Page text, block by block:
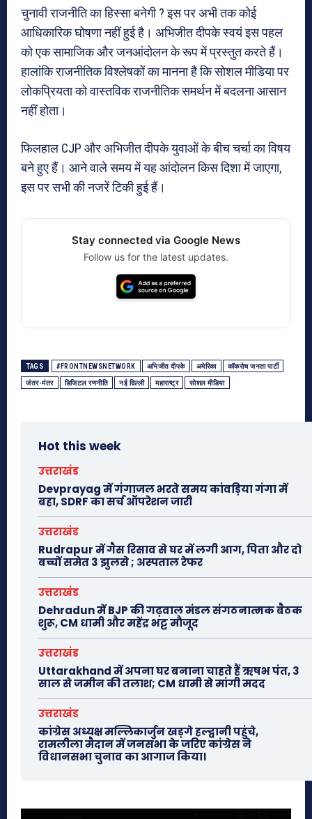
चुनावी राजनीति का हिस्सा बनेगी ? इस पर अभी तक कोई
आधिकारिक घोषणा नहीं हुई है। अभिजीत दीपके स्वयं इस पहल
को एक सामाजिक और जनआंदोलन के रूप में प्रस्तुत करते हैं।
हालांकि राजनीतिक विश्लेषकों का मानना है कि सोशल मीडिया पर
लोकप्रियता को वास्तविक राजनीतिक समर्थन में बदलना आसान
नहीं होता।
फिलहाल CJP और अभिजीत दीपके युवाओं के बीच चर्चा का विषय
बने हुए हैं। आने वाले समय में यह आंदोलन किस दिशा में जाएगा,
इस पर सभी की नजरें टिकी हुई हैं।
Stay connected via Google News
Follow us for the latest updates.
TAGS #FRONTNEWSNETWORK अभिजीत दीपके अमेरिका कॉकरोच जनता पार्टी
जंतर-मंतर डिजिटल रणनीति नई दिल्ली महाराष्ट्र सोशल मीडिया
Hot this week
उत्तराखंड
Devprayag में गंगाजल भरते समय कांवड़िया गंगा में
बहा, SDRF का सर्च ऑपरेशन जारी
उत्तराखंड
Rudrapur में गैस रिसाव से घर में लगी आग, पिता और दो
बच्चों समेत 3 झुलसे ; अस्पताल रेफर
उत्तराखंड
Dehradun में BJP की गढ़वाल मंडल संगठनात्मक बैठक
शुरू, CM धामी और महेंद्र भट्ट मौजूद
उत्तराखंड
Uttarakhand में अपना घर बनाना चाहते हैं ऋषभ पंत, 3
साल से जमीन की तलाश; CM धामी से मांगी मदद
उत्तराखंड
कांग्रेस अध्यक्ष मल्लिकार्जुन खड़गे हल्द्वानी पहुंचे,
रामलीला मैदान में जनसभा के जरिए कांग्रेस ने
विधानसभा चुनाव का आगाज किया।